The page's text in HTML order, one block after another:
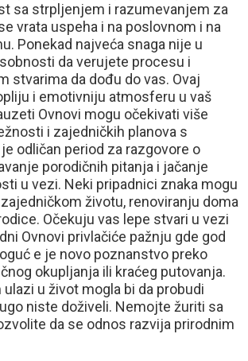
sa strpljenjem i razumevanjem za
vrata uspeha i na poslovnom i na
Ponekad najveća snaga nije u
da verujete procesu i
stvarima da dođu do vas. Ovaj
i emotivniju atmosferu u vaš
Ovnovi mogu očekivati više
i zajedničkih planova s
odličan period za razgovore o
porodičnih pitanja i jačanje
u vezi. Neki pripadnici znaka mogu
životu, renoviranju doma
Očekuju vas lepe stvari u vezi
Ovnovi privlačiće pažnju gde god
e je novo poznanstvo preko
okupljanja ili kraćeg putovanja.
ulazi u život mogla bi da probudi
niste doživeli. Nemojte žuriti sa
da se odnos razvija prirodnim